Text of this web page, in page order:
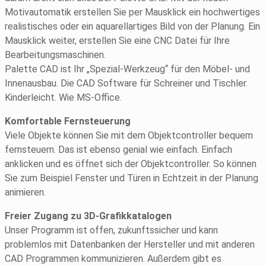
Motivautomatik erstellen Sie per Mausklick ein hochwertiges
realistisches oder ein aquarellartiges Bild von der Planung. Ein
Mausklick weiter, erstellen Sie eine CNC Datei für Ihre
Bearbeitungsmaschinen.
Palette CAD ist Ihr „Spezial-Werkzeug“ für den Möbel- und
Innenausbau. Die CAD Software für Schreiner und Tischler.
Kinderleicht. Wie MS-Office.
Komfortable Fernsteuerung
Viele Objekte können Sie mit dem Objektcontroller bequem
fernsteuern. Das ist ebenso genial wie einfach. Einfach
anklicken und es öffnet sich der Objektcontroller. So können
Sie zum Beispiel Fenster und Türen in Echtzeit in der Planung
animieren.
Freier Zugang zu 3D-Grafikkatalogen
Unser Programm ist offen, zukunftssicher und kann
problemlos mit Datenbanken der Hersteller und mit anderen
CAD Programmen kommunizieren. Außerdem gibt es